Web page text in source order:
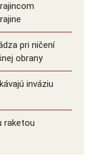
pri ničení
obrany
inváziu
raketou